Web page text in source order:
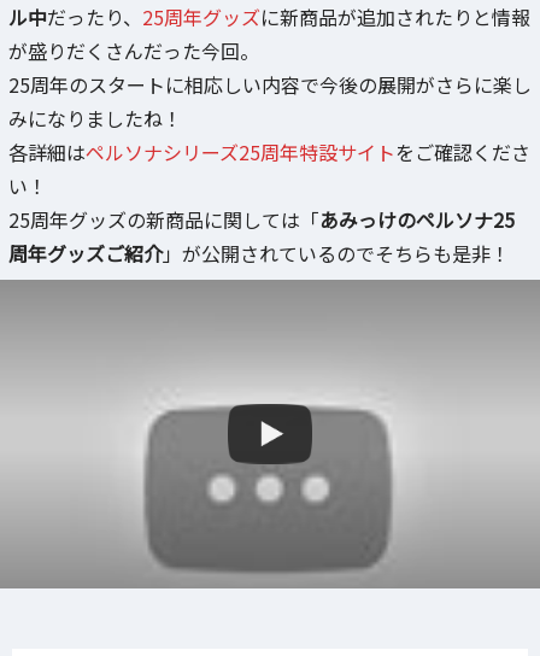
ル中だったり、 25周年グッズに新商品が追加されたりと情報
が盛りだくさんだった今回。
25周年のスタートに相応しい内容で今後の展開がさらに楽し
みになりましたね！
各詳細はペルソナシリーズ25周年特設サイトをご確認くださ
い！
25周年グッズの新商品に関しては「あみっけのペルソナ25
周年グッズご紹介」が公開されているのでそちらも是非！